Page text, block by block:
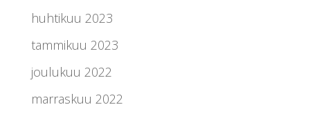
huhtikuu 2023
tammikuu 2023
joulukuu 2022
marraskuu 2022